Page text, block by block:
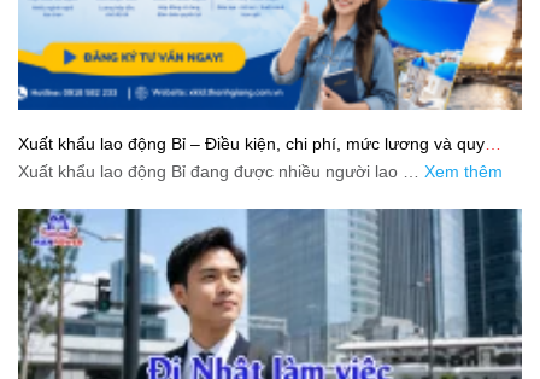
Xuất khẩu lao động Bỉ – Điều kiện, chi phí, mức lương và quy
trình chuẩn cho người lao động
Xuất khẩu lao động Bỉ đang được nhiều người lao … Xem thêm